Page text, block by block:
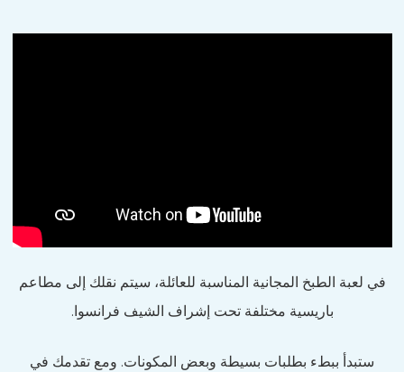
في لعبة الطبخ المجانية المناسبة للعائلة، سيتم نقلك إلى مطاعم
باريسية مختلفة تحت إشراف الشيف فرانسوا.
ستبدأ ببطء بطلبات بسيطة وبعض المكونات. ومع تقدمك في